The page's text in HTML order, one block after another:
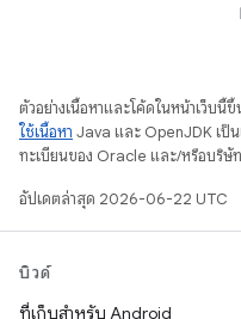
ตัวอย่างเนื้อหาและโค้ดในหน้าเว็บ
ใช้เนื้อหา Java และ OpenJDK เป็น
ทะเบียนของ Oracle และ/หรือบริษัท
อัปเดตล่าสุด 2026-06-22 UTC
บิวด์
ที่เก็บสำหรับ Android